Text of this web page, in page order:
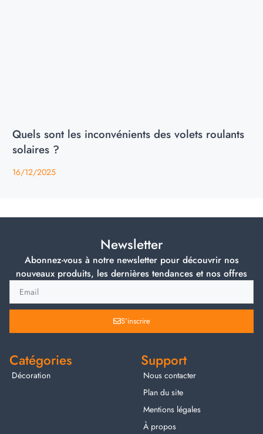
Quels sont les inconvénients des volets roulants
solaires ?
16/12/2025
Newsletter
Abonnez-vous à notre newsletter pour découvrir nos
nouveaux produits, les dernières tendances et nos offres
S'inscrire
Catégories
Décoration
Support
Nous contacter
Plan du site
Mentions légales
À propos